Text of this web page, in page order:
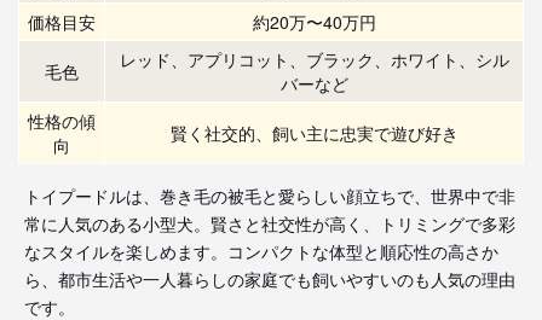
価格目安
約20万〜40万円
毛色
レッド、アプリコット、ブラック、ホワイト、シル
バーなど
性格の傾
向
賢く社交的、飼い主に忠実で遊び好き
トイプードルは、巻き毛の被毛と愛らしい顔立ちで、世界中で非
常に人気のある小型犬。賢さと社交性が高く、トリミングで多彩
なスタイルを楽しめます。コンパクトな体型と順応性の高さか
ら、都市生活や一人暮らしの家庭でも飼いやすいのも人気の理由
です。